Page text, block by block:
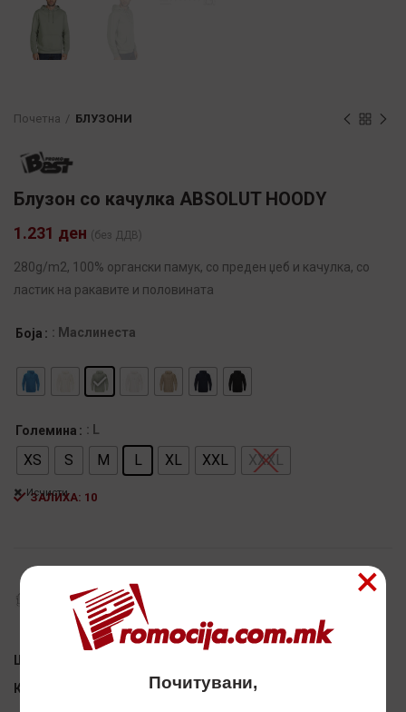
Почетна БЛУЗОНИ
Блузон со качулка ABSOLUT HOODY
1.231 ден (без ДДВ)
280g/m2, 100% органски памук, со преден џеб и качулка, со
ластик на ракавите и половината
Боја : Маслинеста
Големина : L
XS S M L XL XXL XXXL
Исчисти
ЗАЛИХА: 10
ДОСТАПНИ ПО НАРАЧКА:
Шифра:
Категорија:
Почитувани,
×